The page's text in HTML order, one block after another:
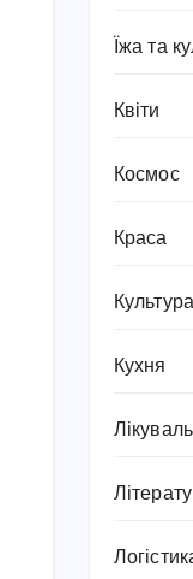
Їжа та
Квіти
Космос
Краса
Кухня